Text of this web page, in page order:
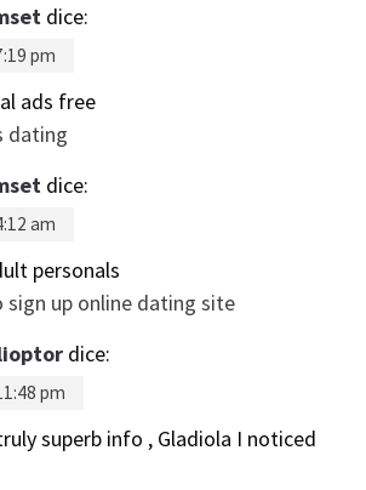
dice:
pm
ads free
dating
dice:
am
personals
sign up online dating site
dice:
pm
superb info , Gladiola I noticed